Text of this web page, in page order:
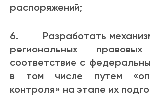
распоряжений;
6. Разработать механизм
региональных
соответствие с
в том числе путем
контроля» на этапе их